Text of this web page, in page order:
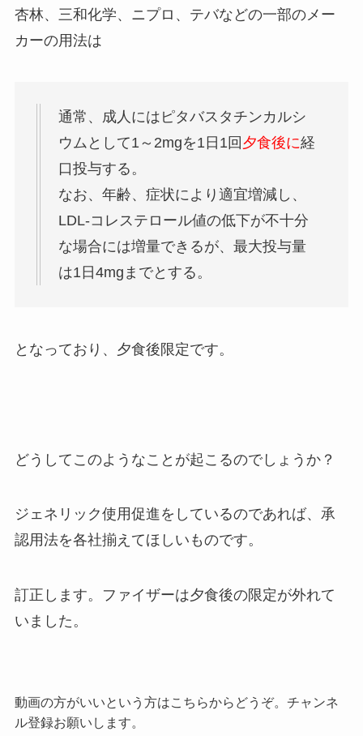
杏林、三和化学、ニプロ、テバなどの一部のメー
カーの用法は
通常、成人にはピタバスタチンカルシ
ウムとして1～2mgを1日1回 夕食後に経
口投与する。
なお、年齢、症状により適宜増減し、
LDL-コレステロール値の低下が不十分
な場合には増量できるが、最大投与量
は1日4mgまでとする。
となっており、夕食後限定です。
どうしてこのようなことが起こるのでしょうか？
ジェネリック使用促進をしているのであれば、承
認用法を各社揃えてほしいものです。
訂正します。ファイザーは夕食後の限定が外れて
いました。
動画の方がいいという方はこちらからどうぞ。チャンネ
ル登録お願いします。